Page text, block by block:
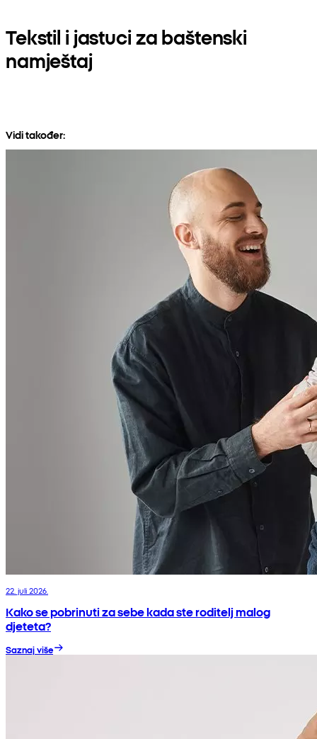
Tekstil i jastuci za baštenski
namještaj
Vidi također:
22. juli 2026.
Kako se pobrinuti za sebe kada ste roditelj malog
djeteta?
Saznaj više